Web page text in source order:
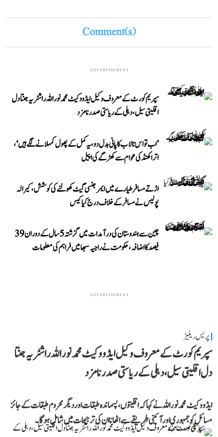
Comment(s)
ADVERTISEMENT
سپریم کورٹ کے معروف وکیل ایڈووکیٹ محمد نور اللہ راشٹریہ جنتا دل
اقلیتی سیل، دہلی کے ریاستی صدر نامزد
’اب تو اس تالاب کا پانی بدل دو، یہ کمل کے پھول کمہلانے لگے ہیں‘،
اتراکھنڈ کی عوام سے کھڑگے کی اپیل
اڑتے مسافر طیارے میں ایمرجنسی گیٹ کھولنے کی کوشش، کیرالہ
پولیس نے مسافر کے خلاف درج کیا کیس
چین سے ہندوستان کی درآمدات میں گزشتہ 5 سال کے دوران 39
فیصد کا اضافہ، حکومت نے راجیہ سبھا میں فراہم کی معلومات
ADVERTISEMENT
پریس ریلیز
سپریم کورٹ کے معروف وکیل ایڈووکیٹ محمد نور اللہ راشٹریہ جنتا
دل اقلیتی سیل، دہلی کے ریاستی صدر نامزد
ایڈووکیٹ محمد نور اللہ نے کہا کہ اقلیتوں، پسماندہ طبقات اور دیگر محروم طبقات کے جائز
مسائل کو جمہوری اور آئینی طریقے سے اٹھانا ان کی ترجیحات میں شامل ہوگا۔